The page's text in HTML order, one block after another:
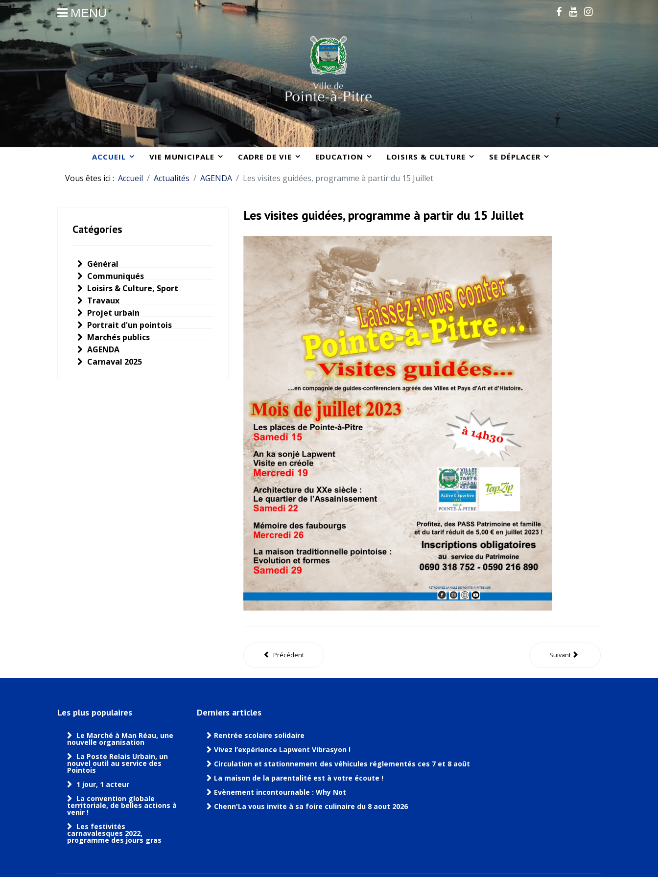
MENU
ACCUEIL VIE MUNICIPALE CADRE DE VIE EDUCATION LOISIRS & CULTURE SE DÉPLACER
Vous êtes ici : Accueil Actualités AGENDA Les visites guidées, programme à partir du 15 Juillet
Catégories
Général
Communiqués
Loisirs & Culture, Sport
Travaux
Projet urbain
Portrait d'un pointois
Marchés publics
AGENDA
Carnaval 2025
Les visites guidées, programme à partir du 15 Juillet
Précédent Suivant
Les plus populaires
Le Marché à Man Réau, une
nouvelle organisation
La Poste Relais Urbain, un
nouvel outil au service des
Pointois
1 jour, 1 acteur
La convention globale
territoriale, de belles actions à
venir !
Les festivités
carnavalesques 2022,
programme des jours gras
Derniers articles
Rentrée scolaire solidaire
Vivez l’expérience Lapwent Vibrasyon !
Circulation et stationnement des véhicules réglementés ces 7 et 8 août
La maison de la parentalité est à votre écoute !
Evènement incontournable : Why Not
Chenn'La vous invite à sa foire culinaire du 8 aout 2026